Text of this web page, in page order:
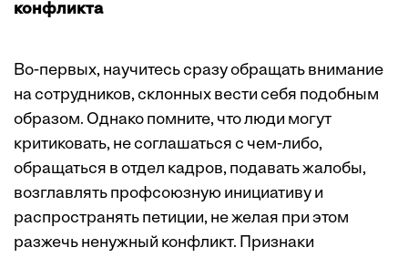
конфликта
Во-первых, научитесь сразу обращать внимание
на сотрудников, склонных вести себя подобным
образом. Однако помните, что люди могут
критиковать, не соглашаться с чем-либо,
обращаться в отдел кадров, подавать жалобы,
возглавлять профсоюзную инициативу и
распространять петиции, не желая при этом
разжечь ненужный конфликт. Признаки